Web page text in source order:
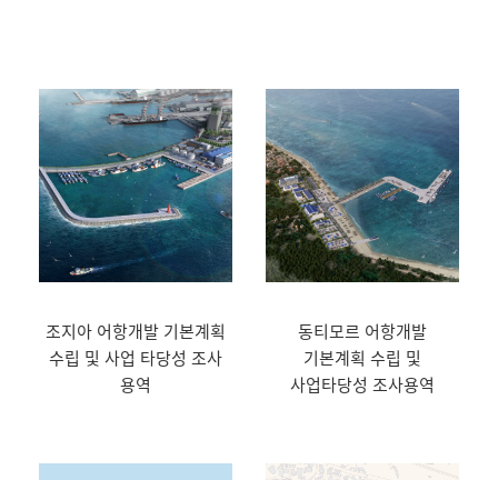
조지아 어항개발 기본계획
수립 및 사업 타당성 조사
용역
동티모르 어항개발
기본계획 수립 및
사업타당성 조사용역